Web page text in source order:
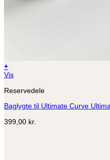
+
Vis
Reservedele
Baglygte til Ultimate Curve
399,00 kr.